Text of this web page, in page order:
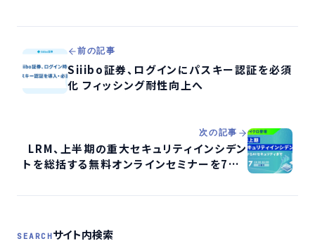
前の記事
Siiibo証券、ログインにパスキー認証を必須
化 フィッシング耐性向上へ
次の記事
LRM、上半期の重大セキュリティインシデン
トを総括する無料オンラインセミナーを7月7
SEARCHサイト内検索